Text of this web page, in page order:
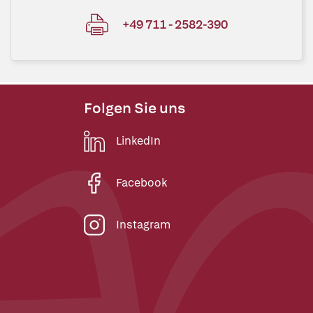
+49 711 - 2582-390
Folgen Sie uns
LinkedIn
Facebook
Instagram